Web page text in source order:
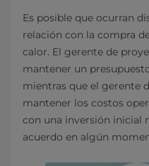
Es posible que ocurran
relación con la compra
calor. El gerente de
mantener un
mientras que el gerente
mantener los costos
con una inversión inicial
acuerdo en algún